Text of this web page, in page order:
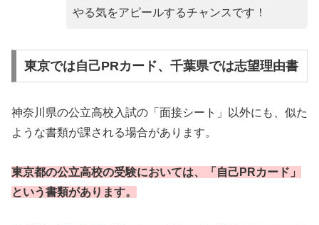
やる気をアピールするチャンスです！
東京では自己PRカード、千葉県では志望理由書
神奈川県の公立高校入試の「面接シート」以外にも、似た
ような書類が課される場合があります。
東京都の公立高校の受験においては、「自己PRカード」
という書類があります。